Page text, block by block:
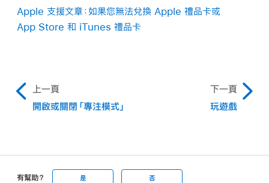
Apple 支援文章：如果您無法兌換 Apple 禮品卡或
App Store 和 iTunes 禮品卡
上一頁
開啟或關閉「專注模式」
下一頁
玩遊戲
有幫助？ 是 否